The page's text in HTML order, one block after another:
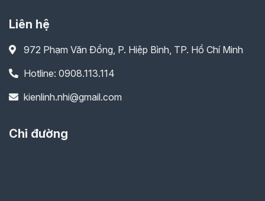
Liên hệ
972 Phạm Văn Đồng, P. Hiệp Bình, TP. Hồ Chí Minh
Hotline: 0908.113.114
kienlinh.nhi@gmail.com
Chỉ đường